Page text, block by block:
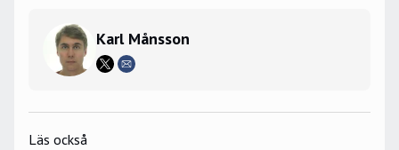
Karl Månsson
Läs också